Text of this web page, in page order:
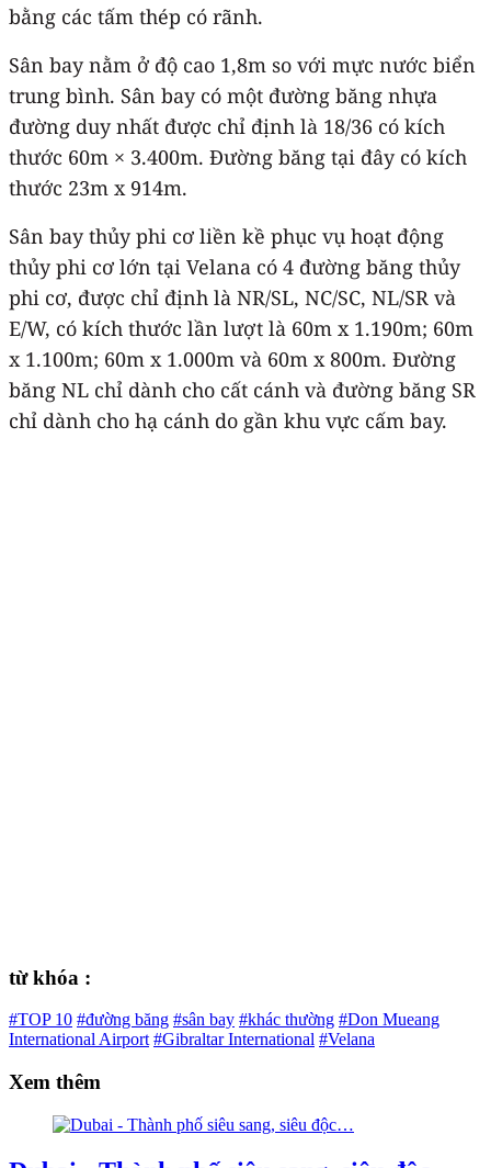
bằng các tấm thép có rãnh.
Sân bay nằm ở độ cao 1,8m so với mực nước biển
trung bình. Sân bay có một đường băng nhựa
đường duy nhất được chỉ định là 18/36 có kích
thước 60m × 3.400m. Đường băng tại đây có kích
thước 23m x 914m.
Sân bay thủy phi cơ liền kề phục vụ hoạt động
thủy phi cơ lớn tại Velana có 4 đường băng thủy
phi cơ, được chỉ định là NR/SL, NC/SC, NL/SR và
E/W, có kích thước lần lượt là 60m x 1.190m; 60m
x 1.100m; 60m x 1.000m và 60m x 800m. Đường
băng NL chỉ dành cho cất cánh và đường băng SR
chỉ dành cho hạ cánh do gần khu vực cấm bay.
từ khóa :
#TOP 10 #đường băng #sân bay #khác thường #Don Mueang
International Airport #Gibraltar International #Velana
Xem thêm